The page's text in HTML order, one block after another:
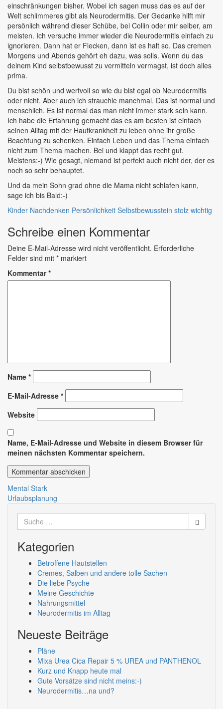
einschränkungen bisher. Wobei ich sagen muss das es auf der
Welt schlimmeres gibt als Neurodermitis. Der Gedanke hilft mir
persönlich während dieser Schübe, bei Collin oder mir selber, am
meisten. Ich versuche immer wieder die Neurodermitis einfach zu
ignorieren. Dann hat er Flecken, dann ist es halt so. Das cremen
Morgens und Abends gehört eh dazu, was solls. Wenn du das
deinem Kind selbstbewusst zu vermitteln vermagst, ist doch alles
prima.
Du bist schön und wertvoll so wie du bist egal ob Neurodermitis
oder nicht. Aber auch ich strauchle manchmal. Das ist normal und
menschlich. Es ist normal das man nicht immer stark sein kann.
Ich habe die Erfahrung gemacht das es am besten ist einfach
seinen Alltag mit der Hautkrankheit zu leben ohne ihr große
Beachtung zu schenken. Einfach Leben und das Thema einfach
nicht zum Thema machen. Bei und klappt das recht gut.
Meistens:-) Wie gesagt, niemand ist perfekt auch nicht der, der es
noch so sehr behauptet.
Und da mein Sohn grad ohne die Mama nicht schlafen kann,
sage ich bis Bald:-)
Kinder Nachdenken Persönlichkeit Selbstbewusstein stolz wichtig
Schreibe einen Kommentar
Deine E-Mail-Adresse wird nicht veröffentlicht. Erforderliche
Felder sind mit * markiert
Kommentar*
Name *
E-Mail-Adresse *
Website
Name, E-Mail-Adresse und Website in diesem Browser für
meinen nächsten Kommentar speichern.
Beitragsnavigation
Mental Stark
Urlaubsplanung
Suche
nach:
Kategorien
Betroffene Hautstellen
Cremes, Salben und andere tolle Sachen
Die liebe Psyche
Meine Geschichte
Nahrungsmittel
Neurodermitis im Alltag
Neueste Beiträge
Pläne
Mixa Urea Cica Repair 5 % UREA und PANTHENOL
Kurz und Knapp heute mal
Gute Vorsätze sind nicht meins:-)
Neurodermitis…na und?